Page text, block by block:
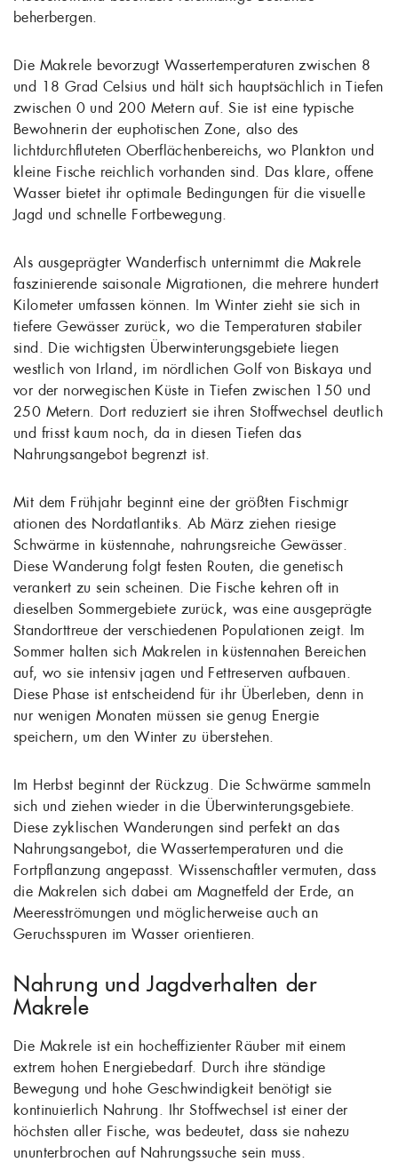
beherbergen.
Die Makrele bevorzugt Wassertemperaturen zwischen 8
und 18 Grad Celsius und hält sich hauptsächlich in Tiefen
zwischen 0 und 200 Metern auf. Sie ist eine typische
Bewohnerin der euphotischen Zone, also des
lichtdurchfluteten Oberflächenbereichs, wo Plankton und
kleine Fische reichlich vorhanden sind. Das klare, offene
Wasser bietet ihr optimale Bedingungen für die visuelle
Jagd und schnelle Fortbewegung.
Als ausgeprägter Wanderfisch unternimmt die Makrele
faszinierende saisonale Migrationen, die mehrere hundert
Kilometer umfassen können. Im Winter zieht sie sich in
tiefere Gewässer zurück, wo die Temperaturen stabiler
sind. Die wichtigsten Überwinterungsgebiete liegen
westlich von Irland, im nördlichen Golf von Biskaya und
vor der norwegischen Küste in Tiefen zwischen 150 und
250 Metern. Dort reduziert sie ihren Stoffwechsel deutlich
und frisst kaum noch, da in diesen Tiefen das
Nahrungsangebot begrenzt ist.
Mit dem Frühjahr beginnt eine der größten Fischmigr
ationen des Nordatlantiks. Ab März ziehen riesige
Schwärme in küstennahe, nahrungsreiche Gewässer.
Diese Wanderung folgt festen Routen, die genetisch
verankert zu sein scheinen. Die Fische kehren oft in
dieselben Sommergebiete zurück, was eine ausgeprägte
Standorttreue der verschiedenen Populationen zeigt. Im
Sommer halten sich Makrelen in küstennahen Bereichen
auf, wo sie intensiv jagen und Fettreserven aufbauen.
Diese Phase ist entscheidend für ihr Überleben, denn in
nur wenigen Monaten müssen sie genug Energie
speichern, um den Winter zu überstehen.
Im Herbst beginnt der Rückzug. Die Schwärme sammeln
sich und ziehen wieder in die Überwinterungsgebiete.
Diese zyklischen Wanderungen sind perfekt an das
Nahrungsangebot, die Wassertemperaturen und die
Fortpflanzung angepasst. Wissenschaftler vermuten, dass
die Makrelen sich dabei am Magnetfeld der Erde, an
Meeresströmungen und möglicherweise auch an
Geruchsspuren im Wasser orientieren.
Nahrung und Jagdverhalten der
Makrele
Die Makrele ist ein hocheffizienter Räuber mit einem
extrem hohen Energiebedarf. Durch ihre ständige
Bewegung und hohe Geschwindigkeit benötigt sie
kontinuierlich Nahrung. Ihr Stoffwechsel ist einer der
höchsten aller Fische, was bedeutet, dass sie nahezu
ununterbrochen auf Nahrungssuche sein muss.